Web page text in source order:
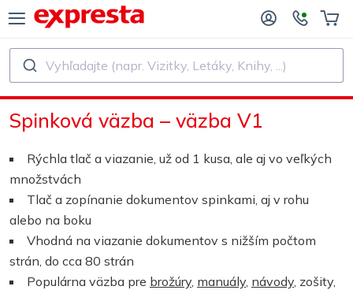
Tlač
Tlač a viazanie
Nálepky a etikety
Kalendáre
PRODUKTY
VYDAVATEĽSTVÁ A AUTOROV
VYDAVATEĽSTVÁ
SAMOVYDAVATEĽOV
KNÍH
Vyhľadajte (napr. Vizitky, Letáky, Knihy, ...)
Spinková väzba – väzba V1
Rýchla tlač a viazanie, už od 1 kusa, ale aj vo veľkých
množstvách
Tlač a zopínanie dokumentov spinkami, aj v rohu
alebo na boku
Vhodná na viazanie dokumentov s nižším počtom
strán, do cca 80 strán
Populárna väzba pre brožúry, manuály, návody, zošity,